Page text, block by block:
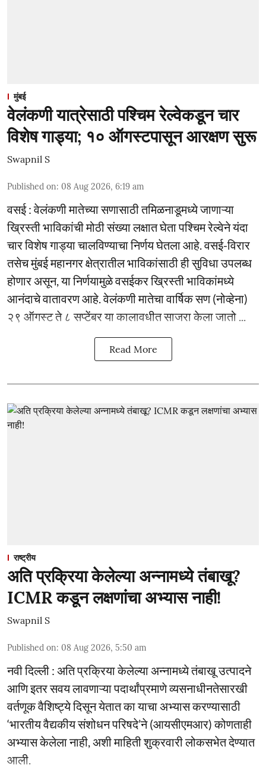
मुंबई
वेलंकणी यात्रेसाठी पश्चिम रेल्वेकडून चार
विशेष गाड्या; १० ऑगस्टपासून आरक्षण सुरू
Swapnil S
Published on: 08 Aug 2026, 6:19 am
वसई : वेलंकणी मातेच्या सणासाठी तमिळनाडूमध्ये जाणाऱ्या
ख्रिस्ती भाविकांची मोठी संख्या लक्षात घेता पश्चिम रेल्वेने यंदा
चार विशेष गाड्या चालविण्याचा निर्णय घेतला आहे. वसई-विरार
तसेच मुंबई महानगर क्षेत्रातील भाविकांसाठी ही सुविधा उपलब्ध
होणार असून, या निर्णयामुळे वसईकर ख्रिस्ती भाविकांमध्ये
आनंदाचे वातावरण आहे. वेलंकणी मातेचा वार्षिक सण (नोव्हेना)
२९ ऑगस्ट ते ८ सप्टेंबर या कालावधीत साजरा केला जातो ...
Read More
राष्ट्रीय
अति प्रक्रिया केलेल्या अन्नामध्ये तंबाखू?
ICMR कडून लक्षणांचा अभ्यास नाही!
Swapnil S
Published on: 08 Aug 2026, 5:50 am
नवी दिल्ली : अति प्रक्रिया केलेल्या अन्नामध्ये तंबाखू उत्पादने
आणि इतर सवय लावणाऱ्या पदार्थांप्रमाणे व्यसनाधीनतेसारखी
वर्तणूक वैशिष्ट्ये दिसून येतात का याचा अभ्यास करण्यासाठी
‘भारतीय वैद्यकीय संशोधन परिषदे’ने (आयसीएमआर) कोणताही
अभ्यास केलेला नाही, अशी माहिती शुक्रवारी लोकसभेत देण्यात
आली.